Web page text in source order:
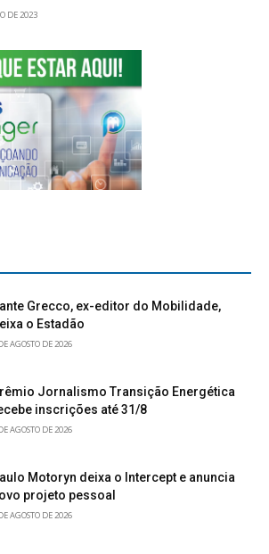
DE 2023
Grecco, ex-editor do Mobilidade,
o Estadão
AGOSTO DE 2026
Jornalismo Transição Energética
inscrições até 31/8
AGOSTO DE 2026
Motoryn deixa o Intercept e anuncia
projeto pessoal
AGOSTO DE 2026